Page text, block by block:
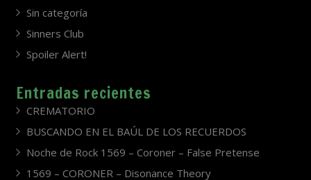
Sin categoría
Sinners Club
Spoiler Alert!
Entradas recientes
CREMATORIO
BUSCANDO EN EL BAÚL DE LOS RECUERDOS
Noche de Rock 1569 – Coroner – False Pretense
1569 – CORONER – Disonance Theory